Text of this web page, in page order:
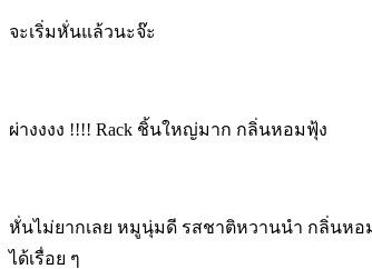
จะเริ่มหั่นแล้วนะจ๊ะ
ผ่างงงง !!!! Rack ชิ้นใหญ่มาก กลิ่นหอมฟุ้ง
หั่นไม่ยากเลย หมูนุ่มดี รสชาติหวานนำ กลิ่นหอ
ได้เรื่อย ๆ